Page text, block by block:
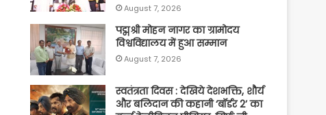
August 7, 2026
पद्मश्री मोहन नागर का ग्रामोदय
विश्वविद्यालय में हुआ सम्मान
August 7, 2026
स्वतंत्रता दिवस : देखिये देशभक्ति, शौर्य
और बलिदान की कहानी ‘बॉर्डर 2’ का